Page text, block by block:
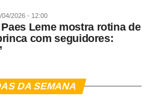
04/2026 - 12:00
Leme mostra rotina de
com seguidores:
DA SEMANA